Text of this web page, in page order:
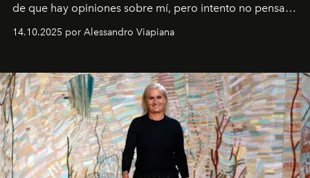
de que hay opiniones sobre mí, pero intento no pensar
demasiado en cómo me perciben. Creo que es una
pérdida de tiempo", afirma.
14.10.2025 por Alessandro Viapiana